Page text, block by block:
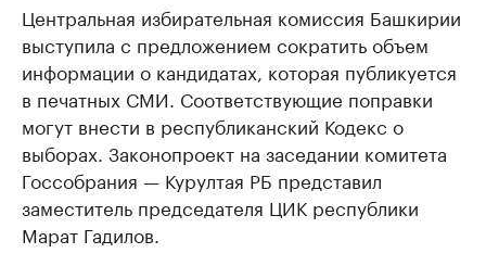
Центральная избирательная комиссия Башкирии
выступила с предложением сократить объем
информации о кандидатах, которая публикуется
в печатных СМИ. Соответствующие поправки
могут внести в республиканский Кодекс о
выборах. Законопроект на заседании комитета
Госсобрания — Курултая РБ представил
заместитель председателя ЦИК республики
Марат Гадилов.